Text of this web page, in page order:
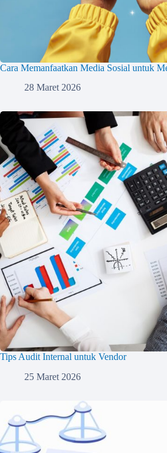
Cara Memanfaatkan Media Sosial untuk
28 Maret 2026
Tips Audit Internal untuk Vendor
25 Maret 2026